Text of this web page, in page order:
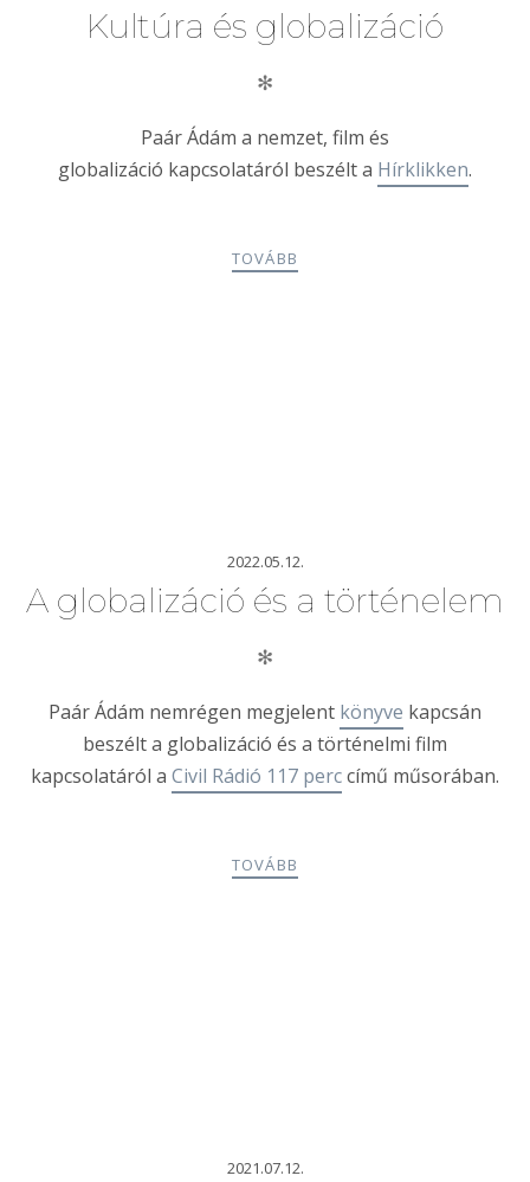
Kultúra és globalizáció
✻
Paár Ádám a nemzet, film és
globalizáció kapcsolatáról beszélt a Hírklikken.
TOVÁBB
2022.05.12.
A globalizáció és a történelem
✻
Paár Ádám nemrégen megjelent könyve kapcsán
beszélt a globalizáció és a történelmi film
kapcsolatáról a Civil Rádió 117 perccímű műsorában.
TOVÁBB
2021.07.12.